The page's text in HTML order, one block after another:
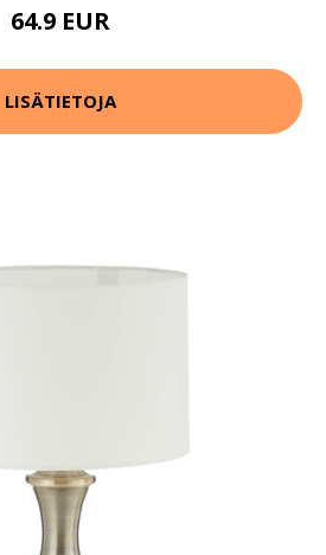
64.9 EUR
LISÄTIETOJA